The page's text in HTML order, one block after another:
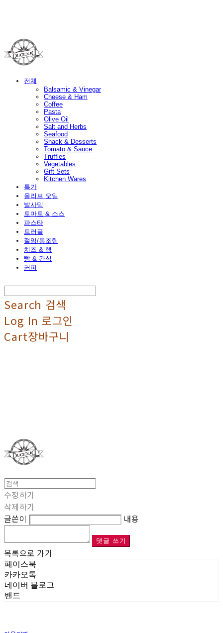
전체
Balsamic & Vinegar
Cheese & Ham
Coffee
Pasta
Olive Oil
Salt and Herbs
Seafood
Snack & Desserts
Tomato & Sauce
Truffles
Vegetables
Gift Sets
Kitchen Wares
특가
올리브 오일
발사믹
토마토 & 소스
파스타
트러플
절임/통조림
치즈 & 햄
빵 & 간식
커피
Search 검색
Log In 로그인
Cart장바구니
수정하기
삭제하기
글쓴이
내용
댓글 쓰기
목록으로 가기
페이스북
카카오톡
네이버 블로그
밴드